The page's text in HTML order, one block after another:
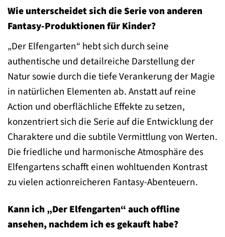
Wie unterscheidet sich die Serie von anderen
Fantasy-Produktionen für Kinder?
„Der Elfengarten“ hebt sich durch seine
authentische und detailreiche Darstellung der
Natur sowie durch die tiefe Verankerung der Magie
in natürlichen Elementen ab. Anstatt auf reine
Action und oberflächliche Effekte zu setzen,
konzentriert sich die Serie auf die Entwicklung der
Charaktere und die subtile Vermittlung von Werten.
Die friedliche und harmonische Atmosphäre des
Elfengartens schafft einen wohltuenden Kontrast
zu vielen actionreicheren Fantasy-Abenteuern.
Kann ich „Der Elfengarten“ auch offline
ansehen, nachdem ich es gekauft habe?